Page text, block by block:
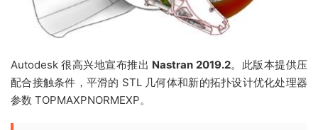
Autodesk 很高兴地宣布推出 Nastran 2019.2。此版本提供压
配合接触条件，平滑的 STL 几何体和新的拓扑设计优化处理器
参数 TOPMAXPNORMEXP。